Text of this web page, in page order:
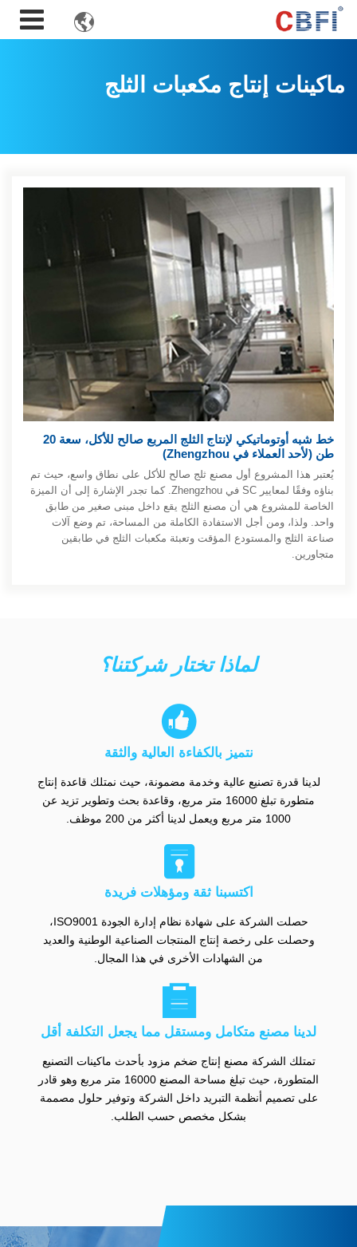

ماكينات إنتاج مكعبات الثلج
خط شبه أوتوماتيكي لإنتاج الثلج المربع صالح للأكل، سعة 20
طن (لأحد العملاء في Zhengzhou)
يُعتبر هذا المشروع أول مصنع ثلج صالح للأكل على نطاق واسع، حيث تم
بناؤه وفقًا لمعايير SC في Zhengzhou. كما تجدر الإشارة إلى أن الميزة
الخاصة للمشروع هي أن مصنع الثلج يقع داخل مبنى صغير من طابق
واحد. ولذا، ومن أجل الاستفادة الكاملة من المساحة، تم وضع آلات
صناعة الثلج والمستودع المؤقت وتعبئة مكعبات الثلج في طابقين
متجاورين.
لماذا تختار شركتنا؟

نتميز بالكفاءة العالية والثقة
لدينا قدرة تصنيع عالية وخدمة مضمونة، حيث نمتلك قاعدة إنتاج
متطورة تبلغ 16000 متر مربع، وقاعدة بحث وتطوير تزيد عن
1000 متر مربع ويعمل لدينا أكثر من 200 موظف.

اكتسبنا ثقة ومؤهلات فريدة
حصلت الشركة على شهادة نظام إدارة الجودة ISO9001،
وحصلت على رخصة إنتاج المنتجات الصناعية الوطنية والعديد
من الشهادات الأخرى في هذا المجال.

لدينا مصنع متكامل ومستقل مما يجعل التكلفة أقل
تمتلك الشركة مصنع إنتاج ضخم مزود بأحدث ماكينات التصنيع
المتطورة، حيث تبلغ مساحة المصنع 16000 متر مربع وهو قادر
على تصميم أنظمة التبريد داخل الشركة وتوفير حلول مصممة
بشكل مخصص حسب الطلب.